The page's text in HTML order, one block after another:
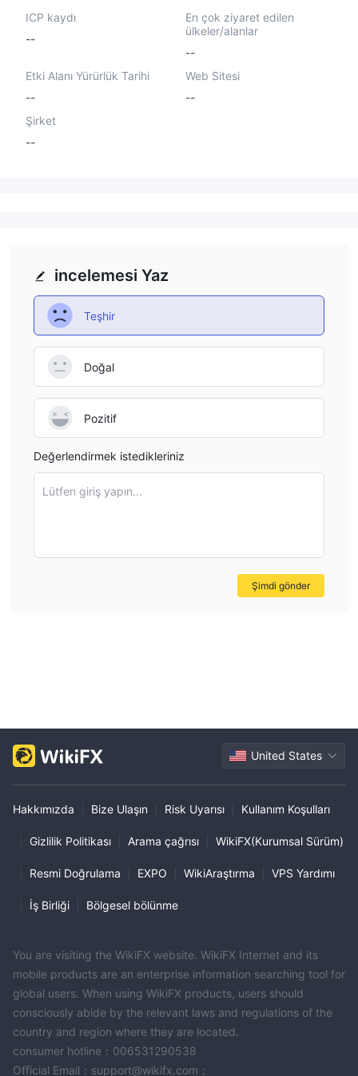
ICP kaydı
--
En çok ziyaret edilen
ülkeler/alanlar
--
Etki Alanı Yürürlük Tarihi
--
Web Sitesi
--
Şirket
--
incelemesi Yaz
Teşhir
Doğal
Pozitif
Değerlendirmek istedikleriniz
Lütfen giriş yapın...
Şimdi gönder
United States
Hakkımızda Bize Ulaşın Risk Uyarısı Kullanım Koşulları
Gizlilik Politikası Arama çağrısı WikiFX(Kurumsal Sürüm)
Resmi Doğrulama EXPO WikiAraştırma VPS Yardımı
İş Birliği Bölgesel bölünme
You are visiting the WikiFX website. WikiFX Internet and its
mobile products are an enterprise information searching tool for
global users. When using WikiFX products, users should
consciously abide by the relevant laws and regulations of the
country and region where they are located.
consumer hotline：006531290538
Official Email：support@wikifx.com；